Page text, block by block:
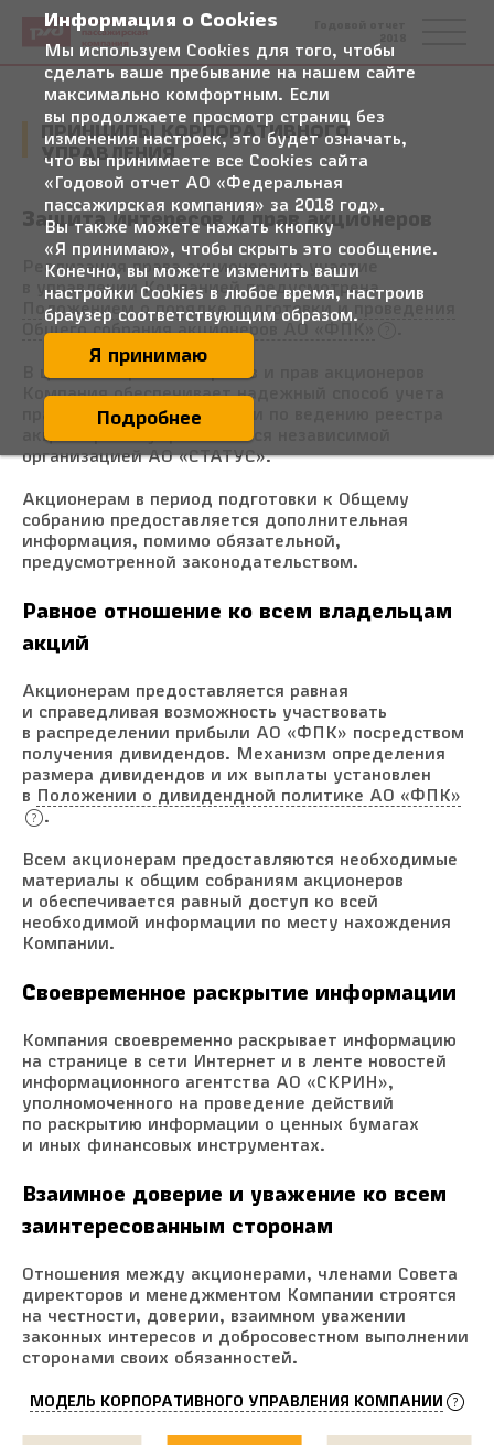
Федеральная
пассажирская
ПРИНЦИПЫ КОРПОРАТИВНОГО
УПРАВЛЕНИЯ
Защита интересов и прав акционеров
Реализация права акционера на участие
в управлении Компанией предусмотрена
Положением о порядке подготовки и проведения
Общего собрания акционеров АО «ФПК»
В целях защиты интересов и прав акционеров
Компания обеспечивает надежный способ учета
прав на акции: обязанности по ведению реестра
акционеров осуществляются независимой
организацией АО «СТАТУС».
Акционерам в период подготовки к Общему
собранию предоставляется дополнительная
информация, помимо обязательной,
предусмотренной законодательством.
Равное отношение ко всем владельцам
акций
Акционерам предоставляется равная
и справедливая возможность участвовать
в распределении прибыли АО «ФПК» посредством
получения дивидендов. Механизм определения
размера дивидендов и их выплаты установлен
в
Положении о дивидендной политике АО «ФПК»
.
Всем акционерам предоставляются необходимые
материалы к общим собраниям акционеров
и обеспечивается равный доступ ко всей
необходимой информации по месту нахождения
Компании.
Своевременное раскрытие информации
Компания своевременно раскрывает информацию
на странице в сети Интернет и в ленте новостей
информационного агентства АО «СКРИН»,
уполномоченного на проведение действий
по раскрытию информации о ценных бумагах
и иных финансовых инструментах.
Взаимное доверие и уважение ко всем
заинтересованным сторонам
Отношения между акционерами, членами Совета
директоров и менеджментом Компании строятся
на честности, доверии, взаимном уважении
законных интересов и добросовестном выполнении
сторонами своих обязанностей.
МОДЕЛЬ КОРПОРАТИВНОГО УПРАВЛЕНИЯ КОМПАНИИ
Информация о Cookies
Мы используем Cookies для того, чтобы
сделать ваше пребывание на нашем сайте
максимально комфортным. Если
вы продолжаете просмотр страниц без
изменения настроек, это будет означать,
что вы принимаете все Cookies сайта
«Годовой отчет АО «Федеральная
пассажирская компания» за 2018 год».
Вы также можете нажать кнопку
«Я принимаю», чтобы скрыть это сообщение.
Конечно, вы можете изменить ваши
настройки Cookies в любое время, настроив
браузер соответствующим образом.
Я принимаю
Подробнее